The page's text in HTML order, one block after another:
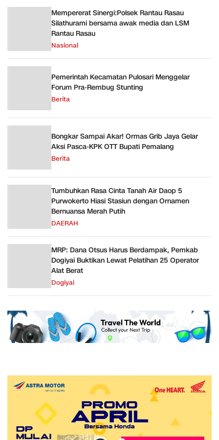
Mempererat Sinergi:Polsek Rantau Rasau
Silathurami bersama awak media dan LSM
Rantau Rasau
Nasional
Pemerintah Kecamatan Pulosari Menggelar
Forum Pra-Rembug Stunting
Berita
Bongkar Sampai Akar! Ormas Grib Jaya Gelar
Aksi Pasca-KPK OTT Bupati Pemalang
Berita
Tumbuhkan Rasa Cinta Tanah Air Daop 5
Purwokerto Hiasi Stasiun dengan Ornamen
Bernuansa Merah Putih
DAERAH
MRP: Dana Otsus Harus Berdampak, Pemkab
Dogiyai Buktikan Lewat Pelatihan 25 Operator
Alat Berat
Dogiyai